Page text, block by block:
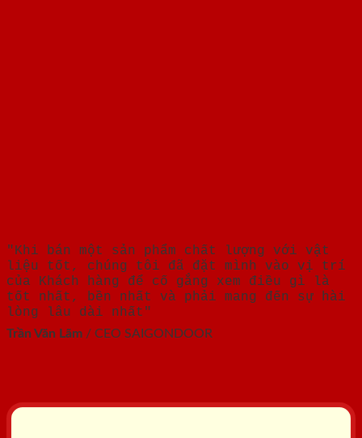
"Khi bán một sản phẩm chất lượng với vật
liệu tốt, chúng tôi đã đặt mình vào vị trí
của Khách hàng để cố gắng xem điều gì là
tốt nhất, bền nhất và phải mang đến sự hài
lòng lâu dài nhất"
Trần Văn Lãm / CEO SAIGONDOOR